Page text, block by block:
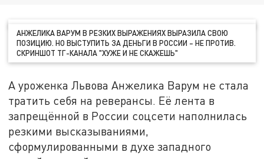
АНЖЕЛИКА ВАРУМ В РЕЗКИХ ВЫРАЖЕНИЯХ ВЫРАЗИЛА СВОЮ
ПОЗИЦИЮ. НО ВЫСТУПИТЬ ЗА ДЕНЬГИ В РОССИИ – НЕ ПРОТИВ.
СКРИНШОТ ТГ-КАНАЛА "ХУЖЕ И НЕ СКАЖЕШЬ"
А уроженка Львова Анжелика Варум не стала
тратить себя на реверансы. Её лента в
запрещённой в России соцсети наполнилась
резкими высказываниями,
сформулированными в духе западного